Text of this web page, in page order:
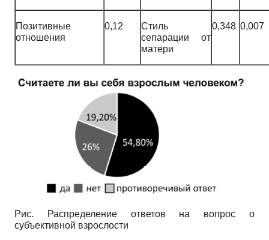
Позитивные
отношения
0,12
Стиль
сепарации от
матери
0,348 0,007
Рис. Распределение ответов на вопрос о
субъективной взрослости